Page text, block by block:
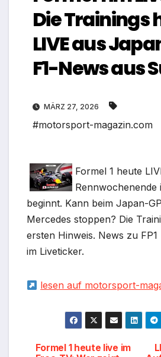
Die Trainings
LIVE aus
F1-News aus
MÄRZ 27, 2026
#motorsport-magazin.com
Formel 1 heute
Rennwochenende
beginnt. Kann beim Japan-
Mercedes stoppen? Die
ersten Hinweis. News zu
im Liveticker.
lesen auf motorsport-
Formel 1 heute live im